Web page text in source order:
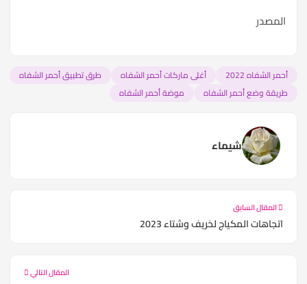
المصدر
أحمر الشفاه 2022 أغلى ماركات أحمر الشفاه
طرق تطبيق أحمر الشفاه
طريقة وضع أحمر الشفاه
موضة أحمر الشفاه
شيماء
المقال السابق
اتجاهات المكياج لخريف وشتاء 2023
المقال التالي